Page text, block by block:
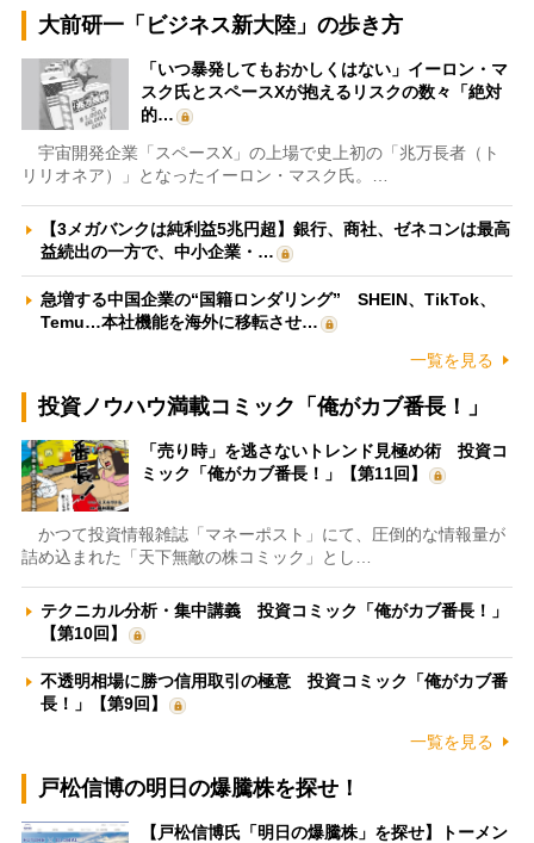
大前研一「ビジネス新大陸」の歩き方
「いつ暴発してもおかしくはない」イーロン・マ
スク氏とスペースXが抱えるリスクの数々「絶対
的…
宇宙開発企業「スペースX」の上場で史上初の「兆万長者（ト
リリオネア）」となったイーロン・マスク氏。…
【3メガバンクは純利益5兆円超】銀行、商社、ゼネコンは最高
益続出の一方で、中小企業・…
急増する中国企業の“国籍ロンダリング” SHEIN、TikTok、
Temu…本社機能を海外に移転させ…
一覧を見る
投資ノウハウ満載コミック「俺がカブ番長！」
「売り時」を逃さないトレンド見極め術 投資コ
ミック「俺がカブ番長！」【第11回】
かつて投資情報雑誌「マネーポスト」にて、圧倒的な情報量が
詰め込まれた「天下無敵の株コミック」とし…
テクニカル分析・集中講義 投資コミック「俺がカブ番長！」
【第10回】
不透明相場に勝つ信用取引の極意 投資コミック「俺がカブ番
長！」【第9回】
一覧を見る
戸松信博の明日の爆騰株を探せ！
【戸松信博氏「明日の爆騰株」を探せ】トーメン